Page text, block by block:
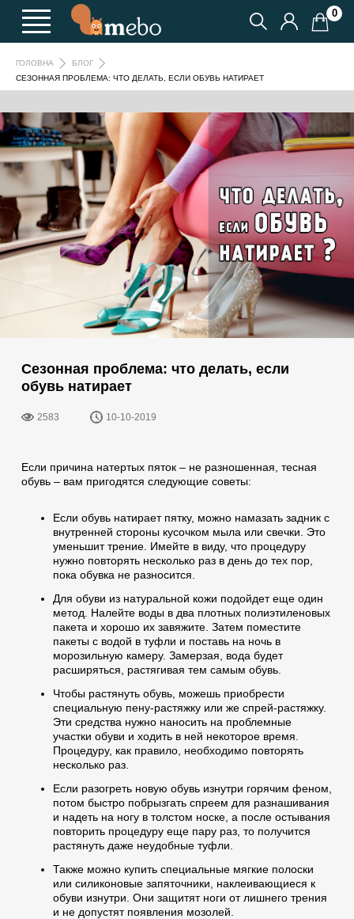
0
ГОЛОВНА
БЛОГ
СЕЗОННАЯ ПРОБЛЕМА: ЧТО ДЕЛАТЬ, ЕСЛИ ОБУВЬ НАТИРАЕТ
Сезонная проблема: что делать, если
обувь натирает
2583 10-10-2019
Если причина натертых пяток – не разношенная, тесная
обувь – вам пригодятся следующие советы:
Если обувь натирает пятку, можно намазать задник с
внутренней стороны кусочком мыла или свечки. Это
уменьшит трение. Имейте в виду, что процедуру
нужно повторять несколько раз в день до тех пор,
пока обувка не разносится.
Для обуви из натуральной кожи подойдет еще один
метод. Налейте воды в два плотных полиэтиленовых
пакета и хорошо их завяжите. Затем поместите
пакеты с водой в туфли и поставь на ночь в
морозильную камеру. Замерзая, вода будет
расширяться, растягивая тем самым обувь.
Чтобы растянуть обувь, можешь приобрести
специальную пену-растяжку или же спрей-растяжку.
Эти средства нужно наносить на проблемные
участки обуви и ходить в ней некоторое время.
Процедуру, как правило, необходимо повторять
несколько раз.
Если разогреть новую обувь изнутри горячим феном,
потом быстро побрызгать спреем для разнашивания
и надеть на ногу в толстом носке, а после остывания
повторить процедуру еще пару раз, то получится
растянуть даже неудобные туфли.
Также можно купить специальные мягкие полоски
или силиконовые запяточники, наклеивающиеся к
обуви изнутри. Они защитят ноги от лишнего трения
и не допустят появления мозолей.